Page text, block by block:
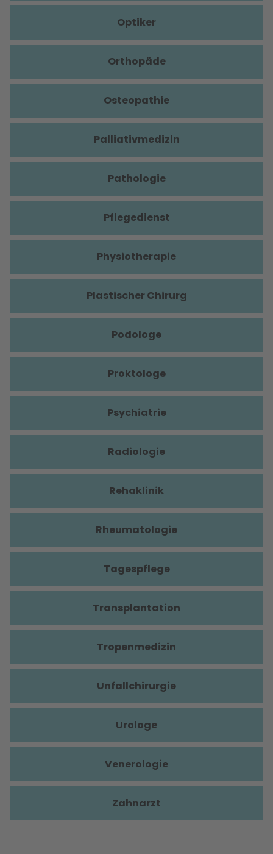
Optiker
Orthopäde
Osteopathie
Palliativmedizin
Pathologie
Pflegedienst
Physiotherapie
Plastischer Chirurg
Podologe
Proktologe
Psychiatrie
Radiologie
Rehaklinik
Rheumatologie
Tagespflege
Transplantation
Tropenmedizin
Unfallchirurgie
Urologe
Venerologie
Zahnarzt